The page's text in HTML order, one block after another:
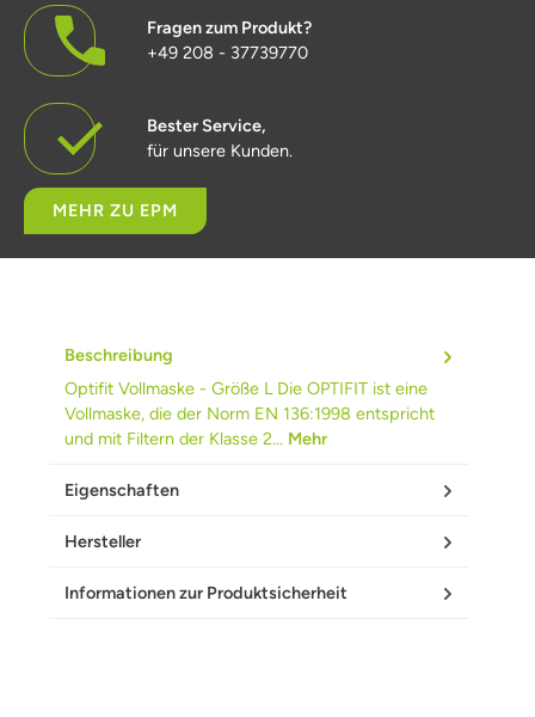
Fragen zum Produkt?
+49 208 - 37739770
Bester Service,
für unsere Kunden.
MEHR ZU EPM
Beschreibung
Optifit Vollmaske - Größe L Die OPTIFIT ist eine
Vollmaske, die der Norm EN 136:1998 entspricht
und mit Filtern der Klasse 2… Mehr
Eigenschaften
Hersteller
Informationen zur Produktsicherheit